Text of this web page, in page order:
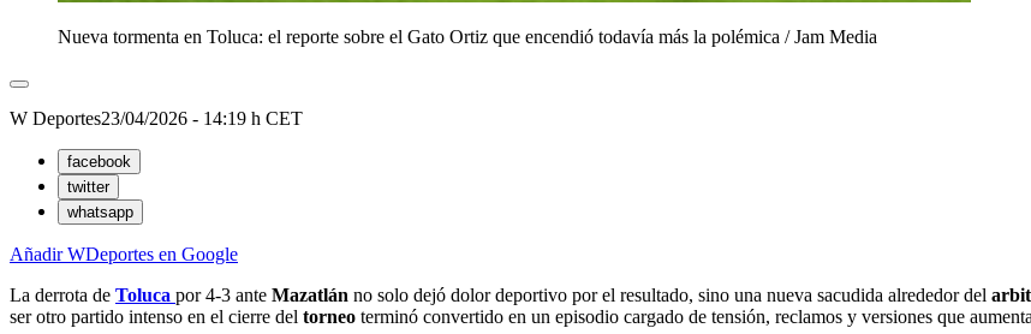
Nueva tormenta en Toluca: el reporte sobre el Gato Ortiz que encendió todavía más la polémica /Jam Media
W Deportes23/04/2026 - 14:19 h CET
facebook
twitter
whatsapp
Añadir WDeportes en Google
La derrota de Toluca por 4-3 ante Mazatlán no solo dejó dolor deportivo por el resultado, sino una nueva sacudida alrededor del
ser otro partido intenso en el cierre del torneo terminó convertido en un episodio cargado de tensión, reclamos y versiones que